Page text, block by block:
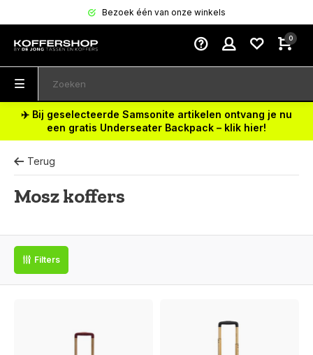
Bezoek één van onze winkels
0
✈️ Bij geselecteerde Samsonite artikelen ontvang je nu
een gratis Underseater Backpack – klik hier!
Terug
Mosz koffers
Filters